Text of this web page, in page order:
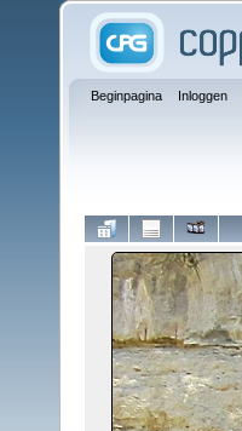
Beginpagina Inloggen